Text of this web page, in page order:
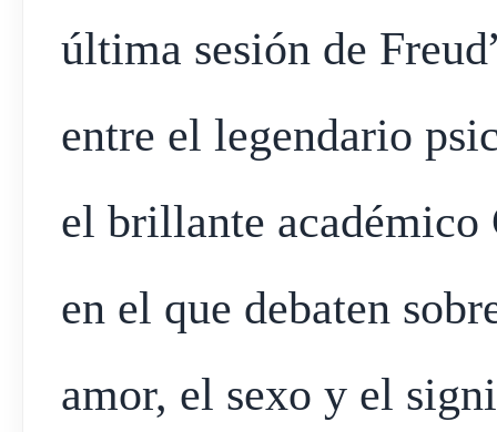
última sesión de
entre el legendario
el brillante
en el que debaten
amor, el sexo y el